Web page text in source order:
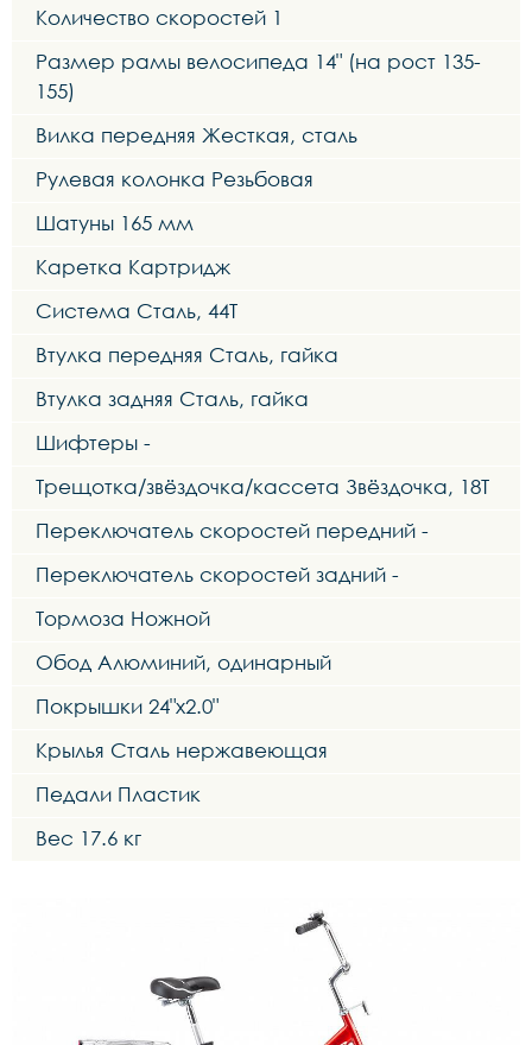
Количество скоростей 1
Размер рамы велосипеда 14" (на рост 135-
155)
Вилка передняя Жесткая, сталь
Рулевая колонка Резьбовая
Шатуны 165 мм
Каретка Картридж
Система Сталь, 44Т
Втулка передняя Сталь, гайка
Втулка задняя Сталь, гайка
Шифтеры -
Трещотка/звёздочка/кассета Звёздочка, 18Т
Переключатель скоростей передний -
Переключатель скоростей задний -
Тормоза Ножной
Обод Алюминий, одинарный
Покрышки 24"x2.0"
Крылья Сталь нержавеющая
Педали Пластик
Вес 17.6 кг